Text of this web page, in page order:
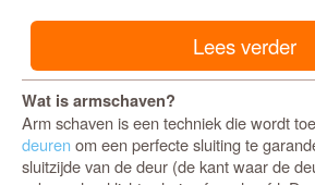
Lees verder
Wat is armschaven?
Arm schaven is een techniek die wordt
deuren om een perfecte sluiting te
sluitzijde van de deur (de kant waar de